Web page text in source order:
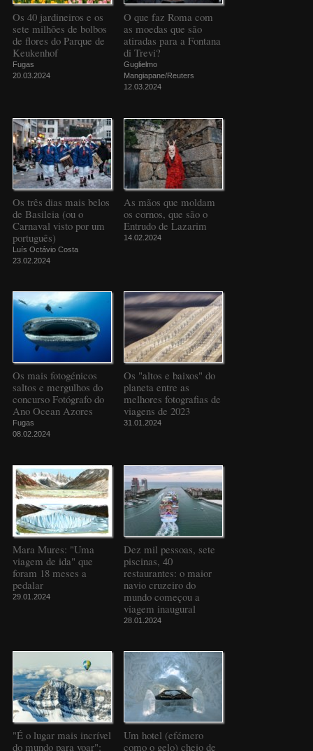
Os 40 jardineiros e os
sete milhões de bolbos
de flores do Parque de
Keukenhof
Fugas
20.03.2024
O que faz Roma com
as moedas que são
atiradas para a Fontana
di Trevi?
Guglielmo
Mangiapane/Reuters
12.03.2024
Os três dias mais belos
de Basileia (ou o
Carnaval visto por um
português)
Luís Octávio Costa
23.02.2024
As mãos que moldam
os cornos, que são o
Entrudo de Lazarim
14.02.2024
Os mais fotogénicos
saltos e mergulhos do
concurso Fotógrafo do
Ano Ocean Azores
Fugas
08.02.2024
Os "altos e baixos" do
planeta entre as
melhores fotografias de
viagens de 2023
31.01.2024
Mara Mures: "Uma
viagem de ida" que
foram 18 meses a
pedalar
29.01.2024
Dez mil pessoas, sete
piscinas, 40
restaurantes: o maior
navio cruzeiro do
mundo começou a
viagem inaugural
28.01.2024
"É o lugar mais incrível
do mundo para voar":
Um hotel (efémero
como o gelo) cheio de